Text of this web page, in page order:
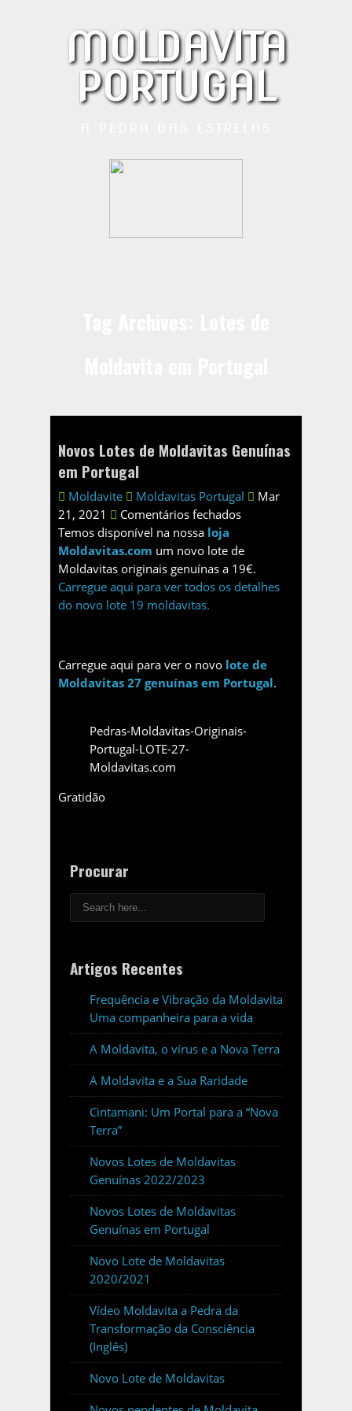
MOLDAVITA
PORTUGAL
Novos Lotes de Moldavitas Genuínas
em Portugal
Moldavite Moldavitas Portugal
Mar
21, 2021
Comentários fechados
Temos disponível na nossa loja
Moldavitas.com um novo lote de
Moldavitas originais genuínas a 19€.
Carregue aqui para ver todos os detalhes
do novo lote 19 moldavitas.
Carregue aqui para ver o novo lote de
Moldavitas 27 genuínas em Portugal.
Pedras-Moldavitas-Originais-
Portugal-LOTE-27-
Moldavitas.com
Gratidão
Procurar
Artigos Recentes
Frequência e Vibração da Moldavita:
Uma companheira para a vida
A Moldavita, o vírus e a Nova Terra
A Moldavita e a Sua Raridade
Cintamani: Um Portal para a “Nova
Terra”
Novos Lotes de Moldavitas
Genuínas 2022/2023
Novos Lotes de Moldavitas
Genuínas em Portugal
Novo Lote de Moldavitas
2020/2021
Vídeo Moldavita a Pedra da
Transformação da Consciência
(Inglês)
Novo Lote de Moldavitas